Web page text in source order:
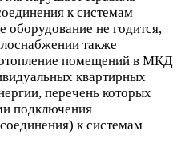
к системам
оборудование не годится,
также
помещений в МКД
квартирных
перечень которых
подключения
к системам